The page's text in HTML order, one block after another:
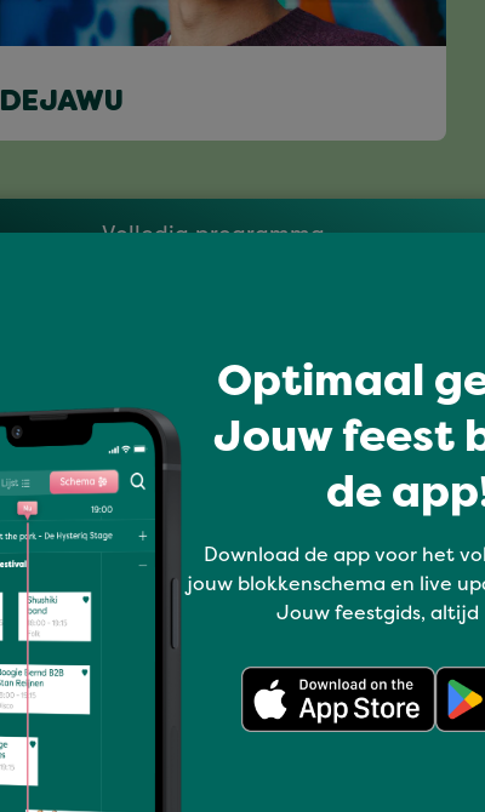
DEJAWU
Volledig programma
Optimaal
Jouw feest
de
Download de app voor het
jouw blokkenschema en live
Jouw feestgids, altijd